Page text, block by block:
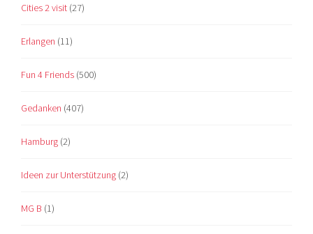
Cities 2 visit (27)
Erlangen (11)
Fun 4 Friends (500)
Gedanken (407)
Hamburg (2)
Ideen zur Unterstützung (2)
MG B (1)